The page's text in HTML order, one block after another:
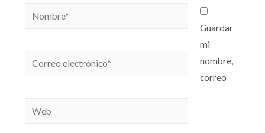
Guardar
mi
nombre,
correo